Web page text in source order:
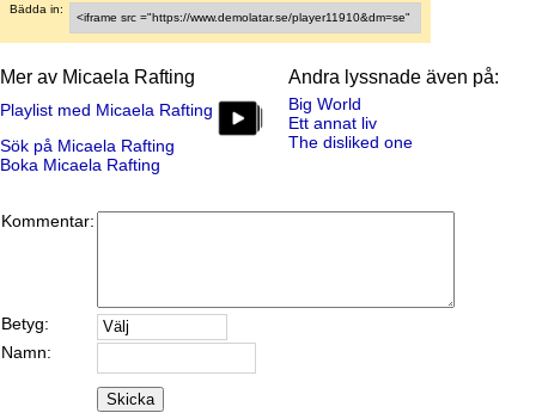
Bädda in:
Mer av Micaela Rafting
Playlist med Micaela Rafting
Sök på Micaela Rafting
Boka Micaela Rafting
Andra lyssnade även på:
Big World
Ett annat liv
The disliked one
Kommentar:
Betyg:
Namn:
Skicka